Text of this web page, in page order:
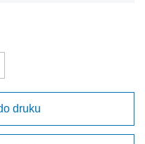
druku